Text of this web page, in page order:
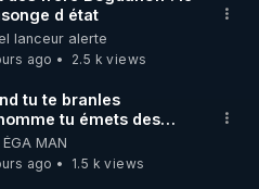
rdlr_thierrycasasnovas/
RGNR (stages,
d état
lanceur alerte
ago
2.5 k views
tu te branles
tu émets des
ils ont juste omis de
ÉGA MAN
ago
1.5 k views